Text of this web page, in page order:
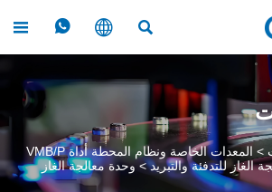




>
المعدات الخاصة ونظام المحطة أداة VMB/P
الغاز للتدفئة والتبريد>وحدة معالجة الغاز